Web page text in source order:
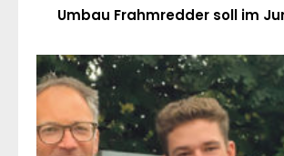
Umbau Frahmredder soll im